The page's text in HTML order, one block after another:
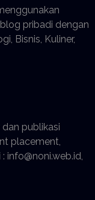
pribadi dengan
Bisnis, Kuliner,
dan publikasi
placement,
: info@noni.web.id,